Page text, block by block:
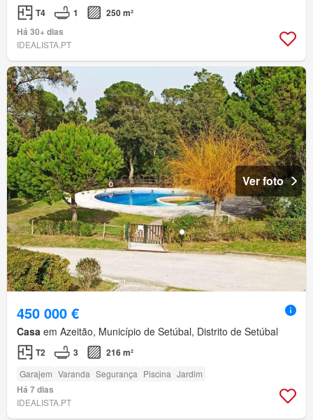
T4 1
250 m²
Há 30+ dias
IDEALISTA.PT
Ver foto
450 000 €
Casa em Azeitão, Município de Setúbal, Distrito de Setúbal
T2 3 216 m²
Garajem Varanda Segurança Piscina Jardim
Há 7 dias
IDEALISTA.PT